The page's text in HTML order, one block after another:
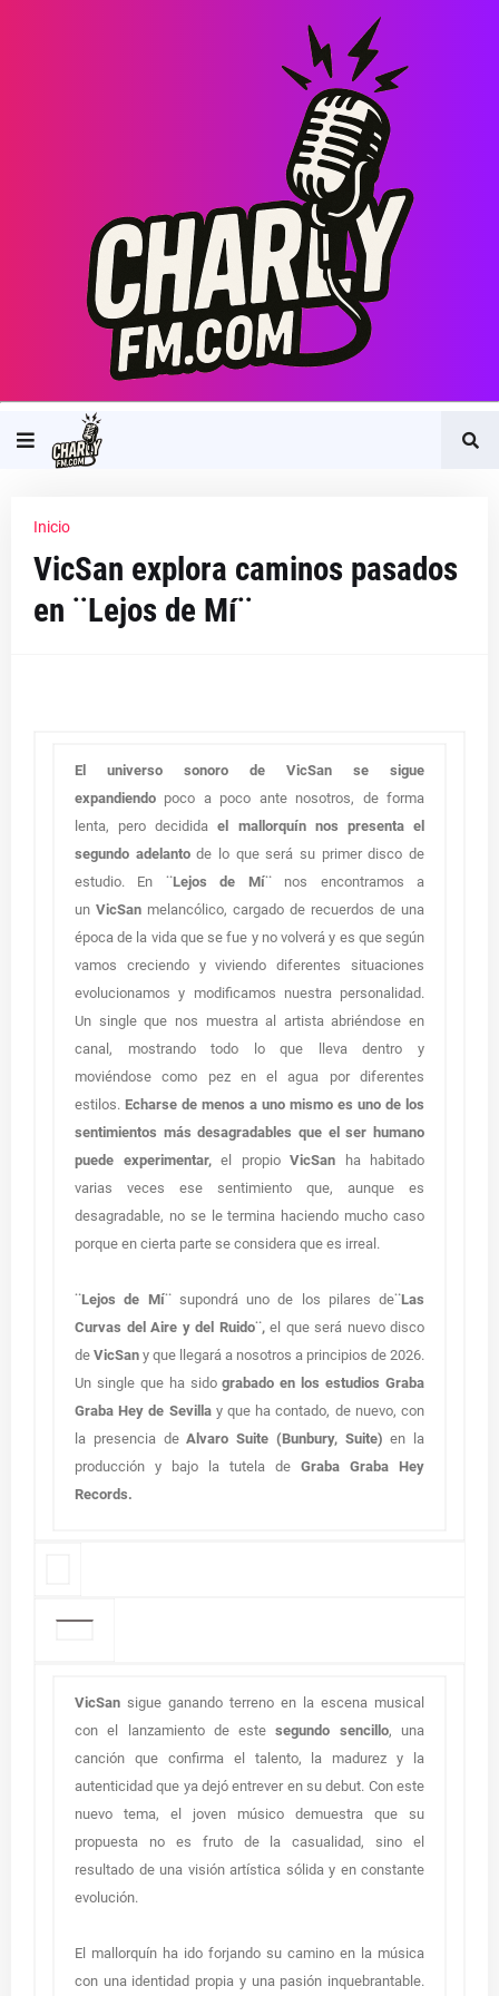
Inicio
VicSan explora caminos pasados
en ¨Lejos de Mí¨
El universo sonoro de VicSan se sigue
expandiendo poco a poco ante nosotros, de forma
lenta, pero decididael mallorquín nos presenta el
segundo adelantode lo que será su primer disco de
estudio. En ¨Lejos de Mí¨ nos encontramos a
un VicSan melancólico, cargado de recuerdos de una
época de la vida que se fue y no volverá y es que según
vamos creciendo y viviendo diferentes situaciones
evolucionamos y modificamos nuestra personalidad.
Un single que nos muestra al artista abriéndose en
canal, mostrando todo lo que lleva dentro y
moviéndose como pez en el agua por diferentes
estilos. Echarse de menos a uno mismo es uno de los
sentimientos más desagradables que el ser humano
puede experimentar,el propio VicSan ha habitado
varias veces ese sentimiento que, aunque es
desagradable, no se le termina haciendo mucho caso
porque en cierta parte se considera que es irreal.
¨Lejos de Mí¨ supondrá uno de los pilares de¨Las
Curvas del Aire y del Ruido¨,el que será nuevo disco
de VicSan y que llegará a nosotros a principios de 2026.
Un single que ha sidograbado en los estudios Graba
Graba Hey de Sevillay que ha contado, de nuevo, con
la presencia deAlvaro Suite (Bunbury, Suite)en la
producción y bajo la tutela de Graba Graba Hey
Records.
VicSan sigue ganando terreno en la escena musical
con el lanzamiento de estesegundo sencillo, una
canción que confirma el talento, la madurez y la
autenticidad que ya dejó entrever en su debut. Con este
nuevo tema, el joven músico demuestra que su
propuesta no es fruto de la casualidad, sino el
resultado de una visión artística sólida y en constante
evolución.
El mallorquín ha ido forjando su camino en la música
con una identidad propia y una pasión inquebrantable.